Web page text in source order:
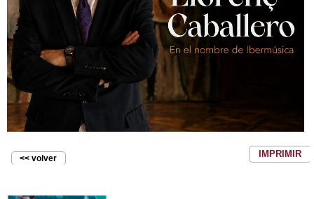
<< volver IMPRIMIR